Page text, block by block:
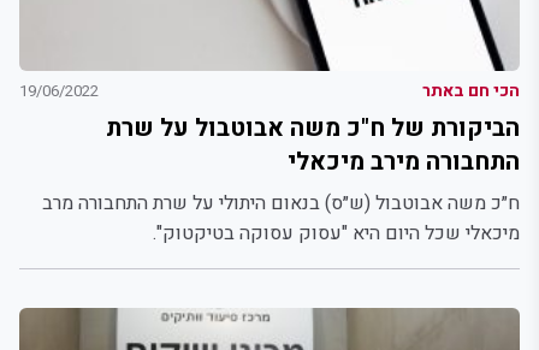
הכי חם באתר 19/06/2022
הביקורת של ח"כ משה אבוטבול על שרת
התחבורה מירב מיכאלי
ח״כ משה אבוטבול (ש״ס) בנאום היתולי על שרת התחבורה מרב
מיכאלי שכל היום היא "עסוק עסוקה בטיקטוק".